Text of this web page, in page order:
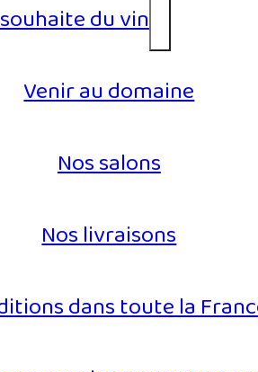
du vin
Venir au domaine
Nos salons
Nos livraisons
dans toute la